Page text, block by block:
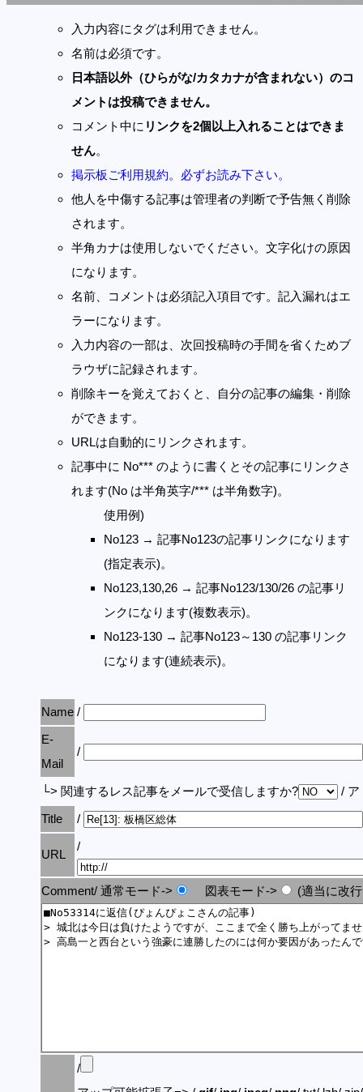
入力内容にタグは利用できません。
名前は必須です。
日本語以外（ひらがな/カタカナが含まれない）のコ
メントは投稿できません。
コメント中に リンクを2個以上入れることはできま
せん。
掲示板ご利用規約。必ずお読み下さい。
他人を中傷する記事は管理者の判断で予告無く削除
されます。
半角カナは使用しないでください。文字化けの原因
になります。
名前、コメントは必須記入項目です。記入漏れはエ
ラーになります。
入力内容の一部は、次回投稿時の手間を省くためブ
ラウザに記録されます。
削除キーを覚えておくと、自分の記事の編集・削除
ができます。
URLは自動的にリンクされます。
記事中に No*** のように書くとその記事にリンクさ
れます(No は半角英字/*** は半角数字)。
使用例)
No123 → 記事No123の記事リンクになります
(指定表示)。
No123,130,26 → 記事No123/130/26 の記事リ
ンクになります(複数表示)。
No123-130 → 記事No123～130 の記事リンク
になります(連続表示)。
Name /
E-
Mail
/
└> 関連するレス記事をメールで受信しますか?
/ ア
Title
/
URL
/
Comment/ 通常モード-> 図表モード-> (適当に改
/